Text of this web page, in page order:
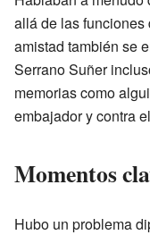
allá de las funciones
amistad también se
Serrano Suñer
memorias como
embajador y contra
Momentos
Hubo un problema